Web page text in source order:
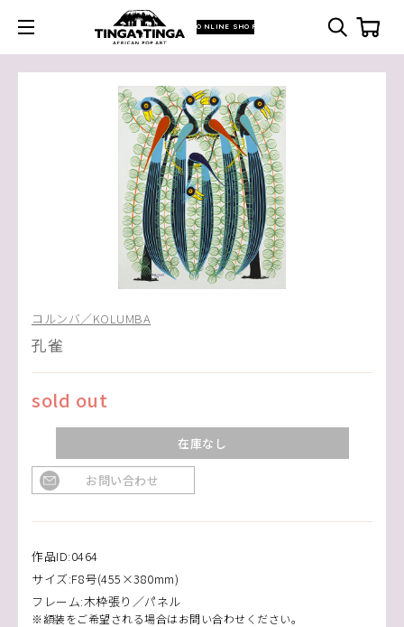
ONLINE SHOP
コルンバ／KOLUMBA
孔雀
sold out
在庫なし
お問い合わせ
作品ID:0464
サイズ:F8号(455×380mm)
フレーム:木枠張り／パネル
※額装をご希望される場合はお問い合わせください。